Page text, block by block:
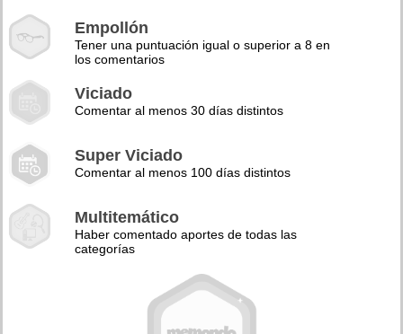
Empollón
Tener una puntuación igual o superior a 8 en
los comentarios
Viciado
Comentar al menos 30 días distintos
Super Viciado
Comentar al menos 100 días distintos
Multitemático
Haber comentado aportes de todas las
categorías